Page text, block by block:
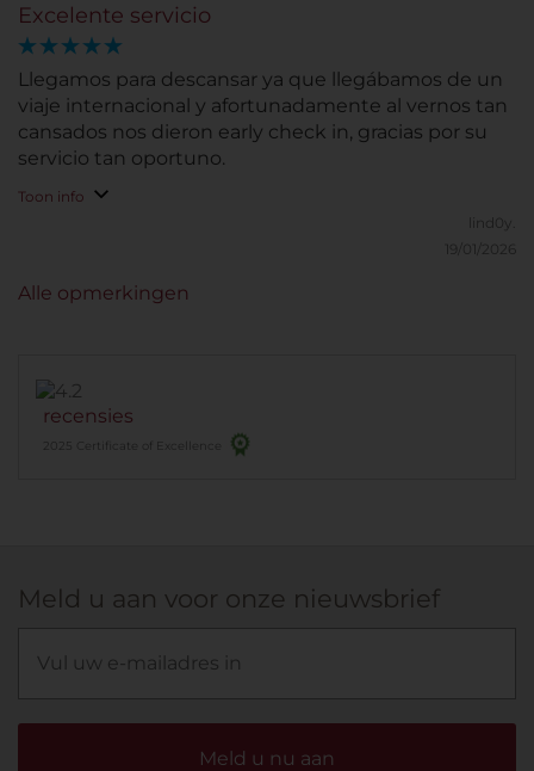
Excelente servicio
Llegamos para descansar ya que llegábamos de un
viaje internacional y afortunadamente al vernos tan
cansados nos dieron early check in, gracias por su
servicio tan oportuno.
Toon info
lind0y.
19/01/2026
recensies
2025 Certificate of Excellence
Alle opmerkingen
Meld u aan voor onze nieuwsbrief
Meld u nu aan